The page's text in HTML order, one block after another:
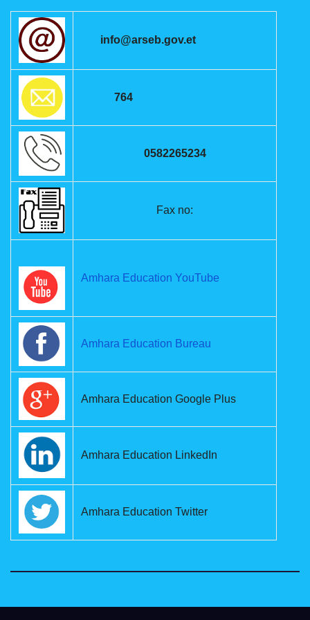
info@arseb.gov.et
764
0582265234
Fax no:
Amhara Education YouTube
Amhara Education Bureau
Amhara Education Google Plus
Amhara Education LinkedIn
Amhara Education Twitter